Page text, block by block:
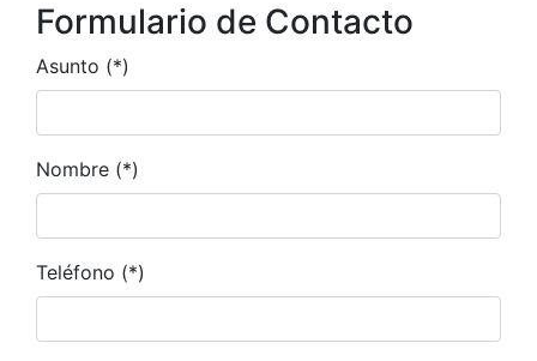
Formulario de Contacto
Asunto (*)
Nombre (*)
Teléfono (*)